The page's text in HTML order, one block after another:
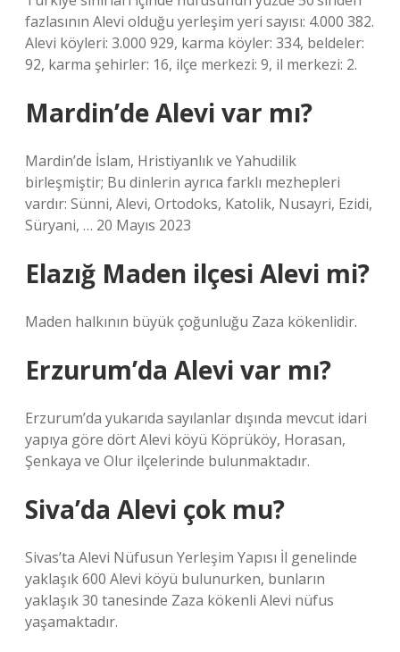
fazlasının Alevi olduğu yerleşim yeri sayısı: 4.000 382.
Alevi köyleri: 3.000 929, karma köyler: 334, beldeler:
92, karma şehirler: 16, ilçe merkezi: 9, il merkezi: 2.
Mardin’de Alevi var mı?
Mardin’de İslam, Hristiyanlık ve Yahudilik
birleşmiştir; Bu dinlerin ayrıca farklı mezhepleri
vardır: Sünni, Alevi, Ortodoks, Katolik, Nusayri, Ezidi,
Süryani, … 20 Mayıs 2023
Elazığ Maden ilçesi Alevi mi?
Maden halkının büyük çoğunluğu Zaza kökenlidir.
Erzurum’da Alevi var mı?
Erzurum’da yukarıda sayılanlar dışında mevcut idari
yapıya göre dört Alevi köyü Köprüköy, Horasan,
Şenkaya ve Olur ilçelerinde bulunmaktadır.
Siva’da Alevi çok mu?
Sivas’ta Alevi Nüfusun Yerleşim Yapısı İl genelinde
yaklaşık 600 Alevi köyü bulunurken, bunların
yaklaşık 30 tanesinde Zaza kökenli Alevi nüfus
yaşamaktadır.